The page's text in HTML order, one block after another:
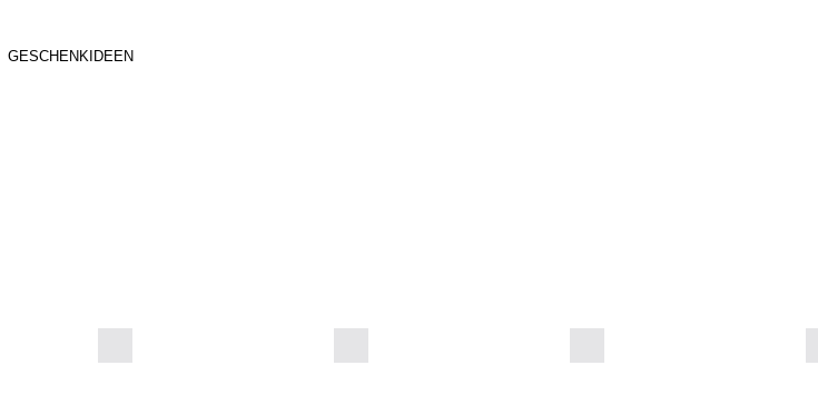
GESCHENKIDEEN